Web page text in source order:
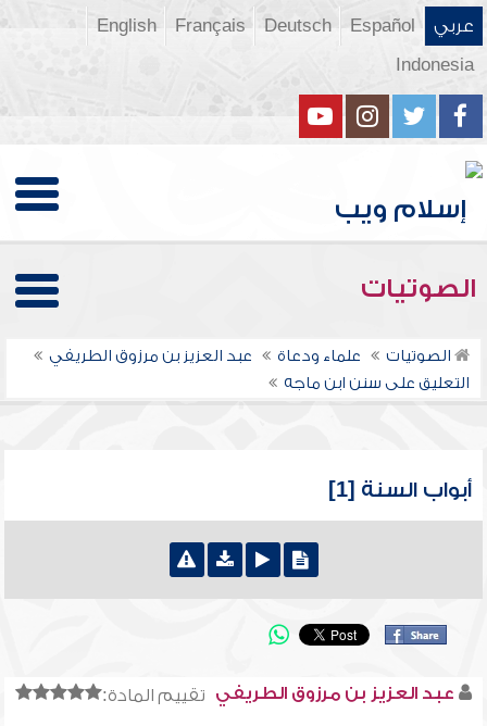
عربي Español
Deutsch
Français
English
Indonesia
الصوتيات
الصوتيات علماء ودعاة
عبد العزيز بن مرزوق الطريفي
التعليق على سنن ابن ماجه
أبواب السنة [1]
تقييم المادة: عبد العزيز بن مرزوق الطريفي